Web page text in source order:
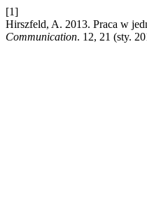
[1]
Hirszfeld, A. 2013. Praca w
Communication. 12, 21 (sty.